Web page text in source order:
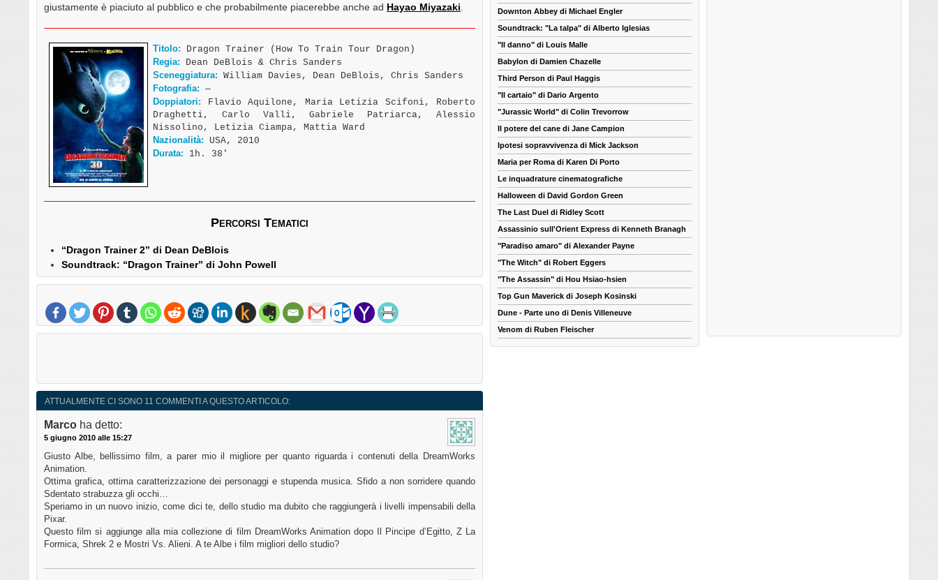
giustamente è piaciuto al pubblico e che probabilmente piacerebbe anche ad Hayao Miyazaki
Titolo: Dragon Trainer (How To Train Tour Dragon)
Regia: Dean DeBlois & Chris Sanders
Sceneggiatura: William Davies, Dean DeBlois, Chris Sanders
Fotografia: —
Doppiatori: Flavio Aquilone, Maria Letizia Scifoni, Roberto
Draghetti, Carlo Valli, Gabriele Patriarca, Alessio
Nissolino, Letizia Ciampa, Mattia Ward
Nazionalità: USA, 2010
Durata: 1h. 38′
Percorsi Tematici
“Dragon Trainer 2” di Dean DeBlois
Soundtrack: “Dragon Trainer” di John Powell
ATTUALMENTE CI SONO 11 COMMENTI A QUESTO ARTICOLO:
Marco ha detto:
5 giugno 2010 alle 15:27
Giusto Albe, bellissimo film, a parer mio il migliore per quanto riguarda i contenuti della DreamWorks
Animation.
Ottima grafica, ottima caratterizzazione dei personaggi e stupenda musica. Sfido a non sorridere quando
Sdentato strabuzza gli occhi…
Speriamo in un nuovo inizio, come dici te, dello studio ma dubito che raggiungerà i livelli impensabili della
Pixar.
Questo film si aggiunge alla mia collezione di film DreamWorks Animation dopo Il Pincipe d’Egitto, Z La
Formica, Shrek 2 e Mostri Vs. Alieni. A te Albe i film migliori dello studio?
Downton Abbey di Michael Engler
Soundtrack: "La talpa" di Alberto Iglesias
"Il danno" di Louis Malle
Babylon di Damien Chazelle
Third Person di Paul Haggis
"Il cartaio" di Dario Argento
"Jurassic World" di Colin Trevorrow
Il potere del cane di Jane Campion
Ipotesi sopravvivenza di Mick Jackson
Maria per Roma di Karen Di Porto
Le inquadrature cinematografiche
Halloween di David Gordon Green
The Last Duel di Ridley Scott
Assassinio sull'Orient Express di Kenneth Branagh
"Paradiso amaro" di Alexander Payne
"The Witch" di Robert Eggers
"The Assassin" di Hou Hsiao-hsien
Top Gun Maverick di Joseph Kosinski
Dune - Parte uno di Denis Villeneuve
Venom di Ruben Fleischer